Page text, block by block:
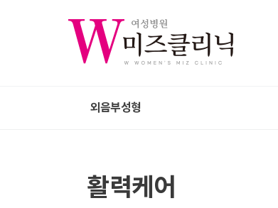
외음부성형
활력케어